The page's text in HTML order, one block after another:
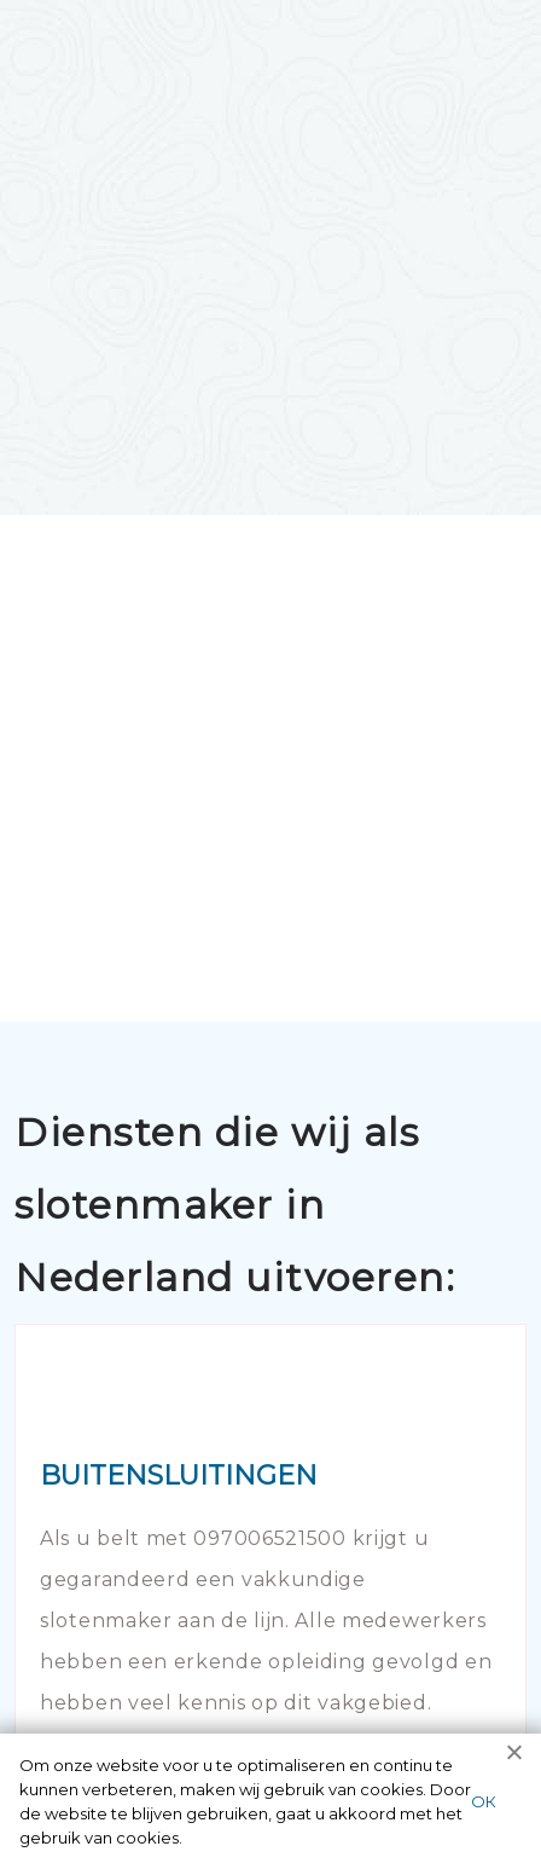
Diensten die wij als
slotenmaker in
Nederland uitvoeren:
BUITENSLUITINGEN
Als u belt met 097006521500 krijgt u
gegarandeerd een vakkundige
slotenmaker aan de lijn. Alle medewerkers
hebben een erkende opleiding gevolgd en
hebben veel kennis op dit vakgebied.
Om onze website voor u te optimaliseren en continu te
kunnen verbeteren, maken wij gebruik van cookies. Door
de website te blijven gebruiken, gaat u akkoord met het
gebruik van cookies.
ОК